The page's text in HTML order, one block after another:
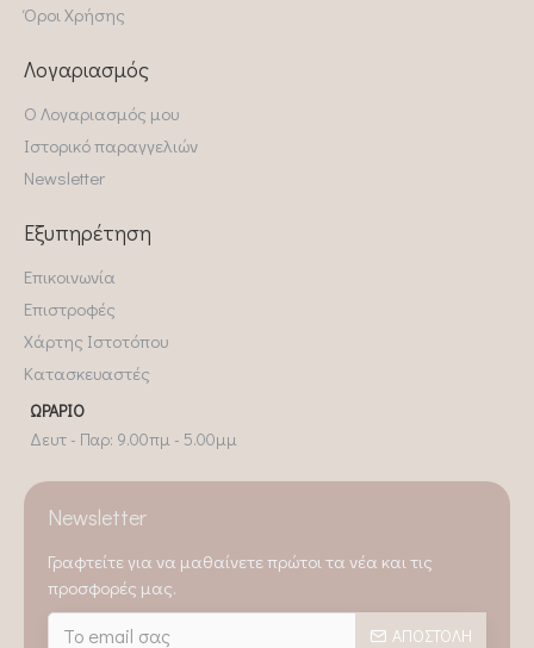
Όροι Χρήσης
Λογαριασμός
Ο Λογαριασμός μου
Ιστορικό παραγγελιών
Newsletter
Εξυπηρέτηση
Επικοινωνία
Επιστροφές
Χάρτης Ιστοτόπου
Κατασκευαστές
ΩΡΆΡΙΟ
Δευτ - Παρ: 9.00πμ - 5.00μμ
Newsletter
Γραφτείτε για να μαθαίνετε πρώτοι τα νέα και τις
προσφορές μας.
ΑΠΟΣΤΟΛΉ